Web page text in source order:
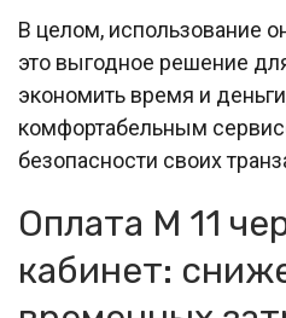
В целом, использование
это выгодное решение
экономить время и
комфортабельным
безопасности своих
Оплата М 11
кабинет: